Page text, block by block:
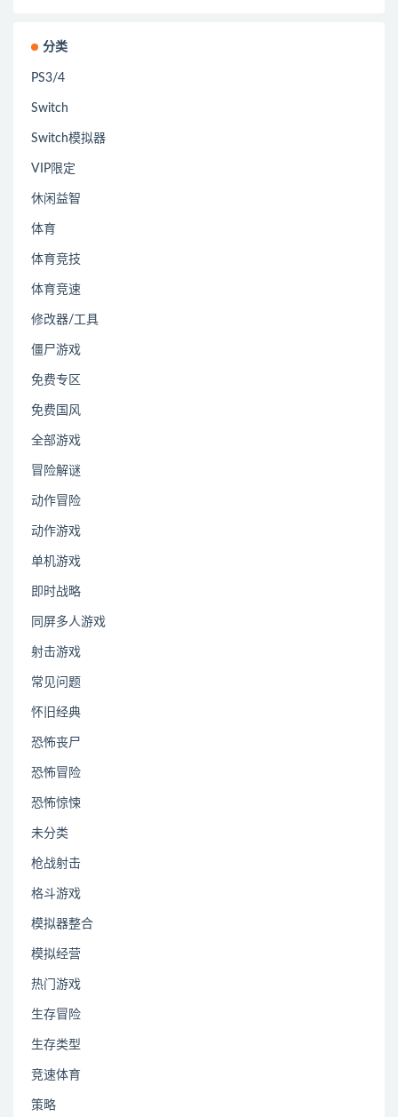
分类
PS3/4
Switch
Switch模拟器
VIP限定
休闲益智
体育
体育竞技
体育竞速
修改器/工具
僵尸游戏
免费专区
免费国风
全部游戏
冒险解谜
动作冒险
动作游戏
单机游戏
即时战略
同屏多人游戏
射击游戏
常见问题
怀旧经典
恐怖丧尸
恐怖冒险
恐怖惊悚
未分类
枪战射击
格斗游戏
模拟器整合
模拟经营
热门游戏
生存冒险
生存类型
竞速体育
策略